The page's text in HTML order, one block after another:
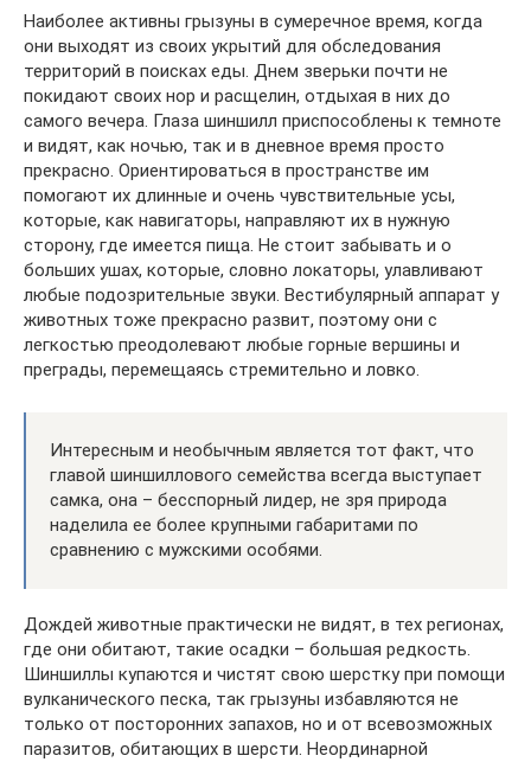
Наиболее активны грызуны в сумеречное время, когда
они выходят из своих укрытий для обследования
территорий в поисках еды. Днем зверьки почти не
покидают своих нор и расщелин, отдыхая в них до
самого вечера. Глаза шиншилл приспособлены к темноте
и видят, как ночью, так и в дневное время просто
прекрасно. Ориентироваться в пространстве им
помогают их длинные и очень чувствительные усы,
которые, как навигаторы, направляют их в нужную
сторону, где имеется пища. Не стоит забывать и о
больших ушах, которые, словно локаторы, улавливают
любые подозрительные звуки. Вестибулярный аппарат у
животных тоже прекрасно развит, поэтому они с
легкостью преодолевают любые горные вершины и
преграды, перемещаясь стремительно и ловко.
Интересным и необычным является тот факт, что
главой шиншиллового семейства всегда выступает
самка, она – бесспорный лидер, не зря природа
наделила ее более крупными габаритами по
сравнению с мужскими особями.
Дождей животные практически не видят, в тех регионах,
где они обитают, такие осадки – большая редкость.
Шиншиллы купаются и чистят свою шерстку при помощи
вулканического песка, так грызуны избавляются не
только от посторонних запахов, но и от всевозможных
паразитов, обитающих в шерсти. Неординарной